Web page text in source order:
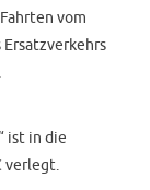
vom
ist in die
verlegt.